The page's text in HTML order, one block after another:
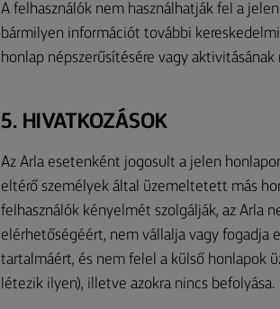
A felhasználók nem használhatják fel a
bármilyen információt további
honlap népszerűsítésére vagy aktivitásának
5. HIVATKOZÁSOK
Az Arla esetenként jogosult a jelen
eltérő személyek által üzemeltetett más
felhasználók kényelmét szolgálják, az Arla
elérhetőségéért, nem vállalja vagy fogadja
tartalmáért, és nem felel a külső honlapok
létezik ilyen), illetve azokra nincs befolyása.